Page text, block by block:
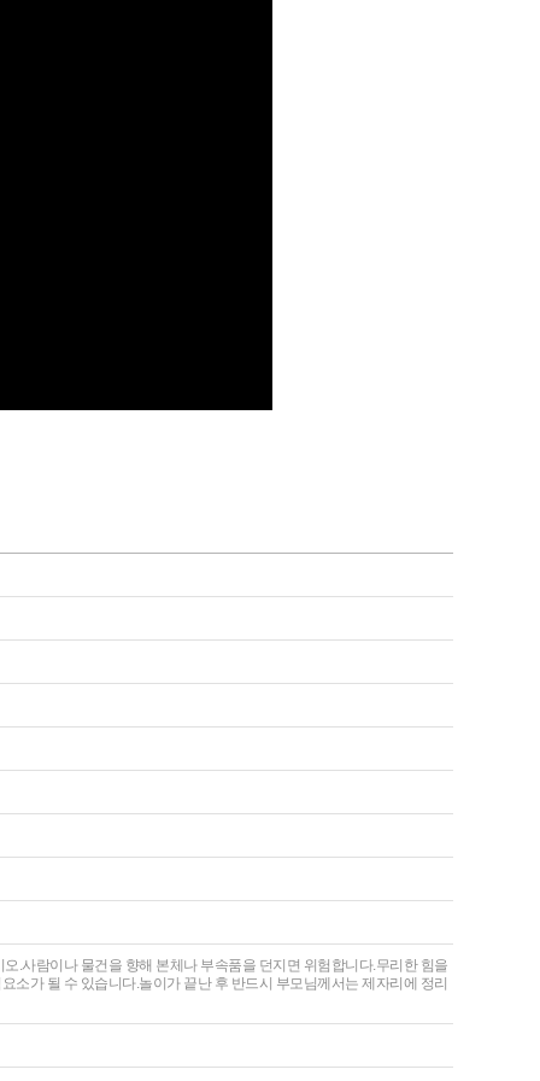
.사람이나 물건을 향해 본체나 부속품을 던지면 위험합니다.무리한 힘을
가 될 수 있습니다.놀이가 끝난 후 반드시 부모님께서는 제자리에 정리